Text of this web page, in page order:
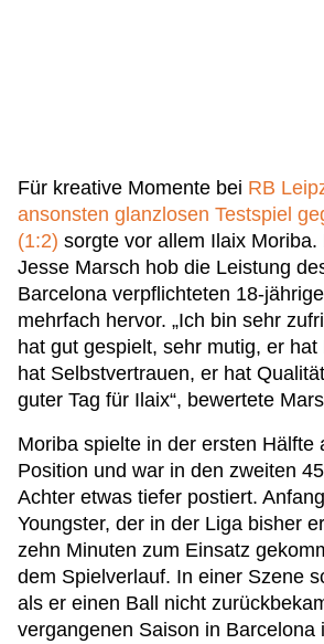
Für kreative Momente bei RB
ansonsten glanzlosen Testspiel
(1:2) sorgte vor allem Ilaix
Jesse Marsch hob die Leistung
Barcelona verpflichteten 18-
mehrfach hervor. „Ich bin sehr
hat gut gespielt, sehr mutig, er
hat Selbstvertrauen, er hat
guter Tag für Ilaix“, bewertete
Moriba spielte in der ersten Hälfte
Position und war in den zweiten
Achter etwas tiefer postiert.
Youngster, der in der Liga bisher
zehn Minuten zum Einsatz
dem Spielverlauf. In einer Szene
als er einen Ball nicht
vergangenen Saison in Barcelona